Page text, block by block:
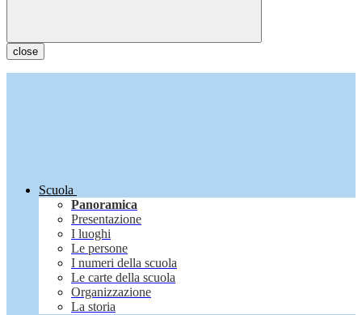
close
Scuola
Panoramica
Presentazione
I luoghi
Le persone
I numeri della scuola
Le carte della scuola
Organizzazione
La storia